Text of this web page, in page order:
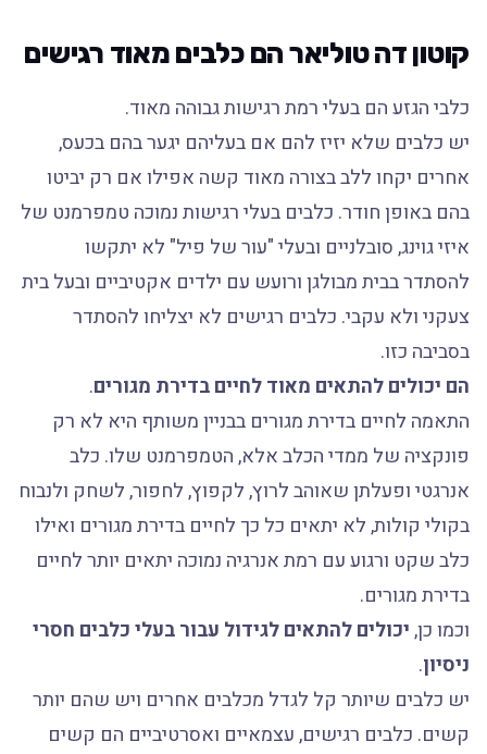
קוטון דה טוליאר הם כלבים מאוד רגישים
כלבי הגזע הם בעלי רמת רגישות גבוהה מאוד.
יש כלבים שלא יזיז להם אם בעליהם יגער בהם בכעס,
אחרים יקחו ללב בצורה מאוד קשה אפילו אם רק יביטו
בהם באופן חודר. כלבים בעלי רגישות נמוכה טמפרמנט של
איזי גוינג, סובלניים ובעלי "עור של פיל" לא יתקשו
להסתדר בבית מבולגן ורועש עם ילדים אקטיביים ובעל בית
צעקני ולא עקבי. כלבים רגישים לא יצליחו להסתדר
בסביבה כזו.
הם יכולים להתאים מאוד לחיים בדירת מגורים.
התאמה לחיים בדירת מגורים בבניין משותף היא לא רק
פונקציה של ממדי הכלב אלא, הטמפרמנט שלו. כלב
אנרגטי ופעלתן שאוהב לרוץ, לקפוץ, לחפור, לשחק ולנבוח
בקולי קולות, לא יתאים כל כך לחיים בדירת מגורים ואילו
כלב שקט ורגוע עם רמת אנרגיה נמוכה יתאים יותר לחיים
בדירת מגורים.
וכמו כן,יכולים להתאים לגידול עבור בעלי כלבים חסרי
ניסיון.
יש כלבים שיותר קל לגדל מכלבים אחרים ויש שהם יותר
קשים. כלבים רגישים, עצמאיים ואסרטיביים הם קשים